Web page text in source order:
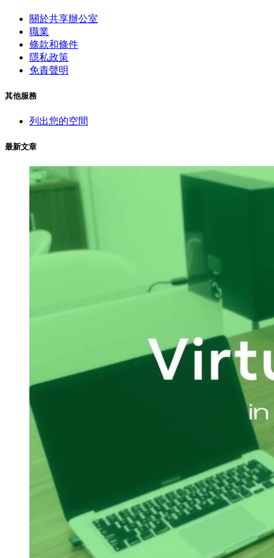
關於共享辦公室
職業
條款和條件
隱私政策
免責聲明
其他服務
列出您的空間
最新文章